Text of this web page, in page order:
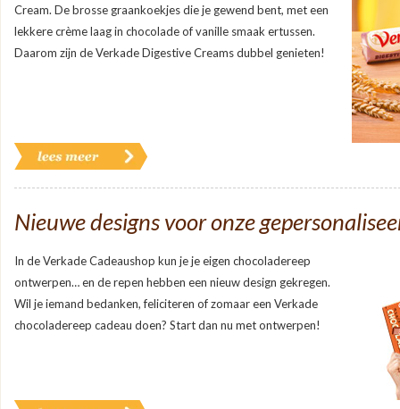
Cream. De brosse graankoekjes die je gewend bent, met een
lekkere crème laag in chocolade of vanille smaak ertussen.
Daarom zijn de Verkade Digestive Creams dubbel genieten!
Nieuwe designs voor onze
In de Verkade Cadeaushop kun je je eigen chocoladereep
ontwerpen… en de repen hebben een nieuw design gekregen.
Wil je iemand bedanken, feliciteren of zomaar een Verkade
chocoladereep cadeau doen? Start dan nu met ontwerpen!